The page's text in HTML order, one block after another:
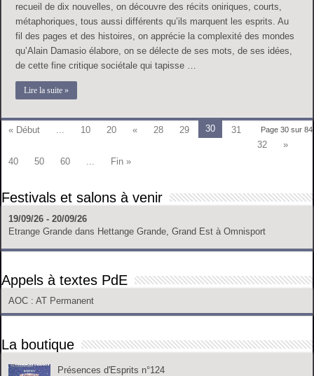
recueil de dix nouvelles, on découvre des récits oniriques, courts,
métaphoriques, tous aussi différents qu’ils marquent les esprits. Au
fil des pages et des histoires, on apprécie la complexité des mondes
qu’Alain Damasio élabore, on se délecte de ses mots, de ses idées,
de cette fine critique sociétale qui tapisse …
Lire la suite »
Page 30 sur 84
« Début 10 20 « 28 29 30
31
32
»
40
50 60 Fin »
Festivals et salons à venir
19/09/26 - 20/09/26
Etrange Grande dans Hettange Grande, Grand Est à Omnisport
Appels à textes PdE
AOC : AT Permanent
La boutique
Présences d'Esprits n°124